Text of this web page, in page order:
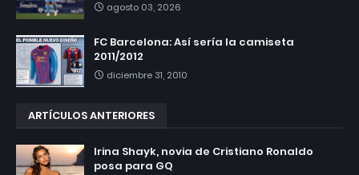
agosto 03, 2026
FC Barcelona: Así sería la camiseta
2011/2012
diciembre 31, 2010
ARTÍCULOS ANTERIORES
Irina Shayk, novia de Cristiano Ronaldo
posa para GQ